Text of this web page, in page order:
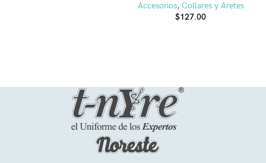
Accesorios, Collares y Aretes
$127.00